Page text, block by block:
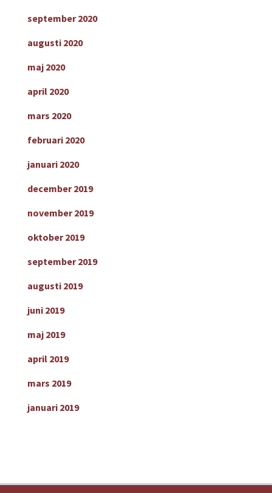
september 2020
augusti 2020
maj 2020
april 2020
mars 2020
februari 2020
januari 2020
december 2019
november 2019
oktober 2019
september 2019
augusti 2019
juni 2019
maj 2019
april 2019
mars 2019
januari 2019